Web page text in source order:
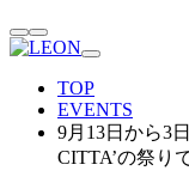
TOP
EVENTS
9月13日から3
CITTA’の祭り